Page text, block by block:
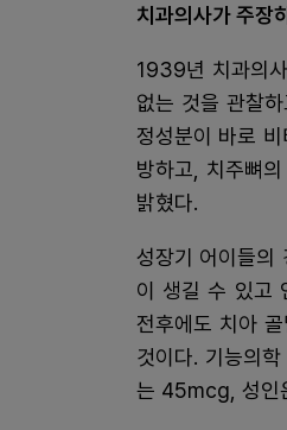
치과의사가 주장
1939년 치과의
없는 것을 관찰
정성분이 바로
방하고, 치주뼈
밝혔다.
성장기 어이들의
이 생길 수 있고
전후에도 치아
것이다. 기능의
는 45mcg, 성인